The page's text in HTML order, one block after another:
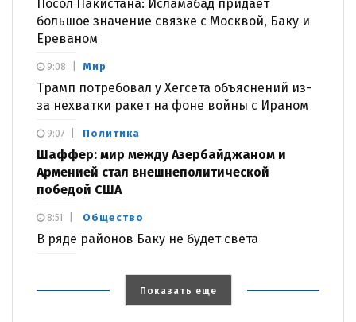
Посол Пакистана: Исламабад придает
большое значение связке с Москвой, Баку и
Ереваном
Мир
Трамп потребовал у Хегсета объяснений из-
за нехватки ракет на фоне войны с Ираном
9:08
Политика
Шаффер: мир между Азербайджаном и
Арменией стал внешнеполитической
победой США
9:07
Общество
В ряде районов Баку не будет света
8:51
Показать еще